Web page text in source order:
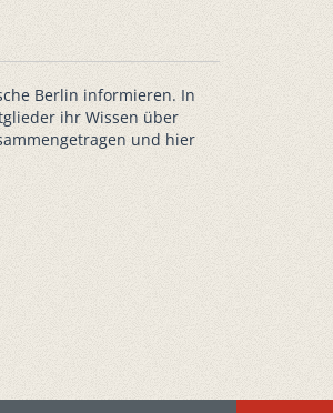
Berlin informieren. In
ihr Wissen über
und hier